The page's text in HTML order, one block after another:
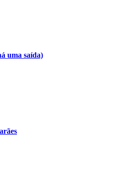
uma saída)